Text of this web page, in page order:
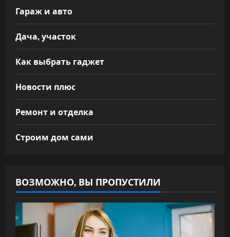
Гараж и авто
Дача, участок
Как выбрать гаджет
Новости плюс
Ремонт и отделка
Строим дом сами
ВОЗМОЖНО, ВЫ ПРОПУСТИЛИ